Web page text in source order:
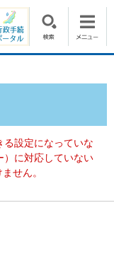
る設定になっていな
）に対応していない
せん。